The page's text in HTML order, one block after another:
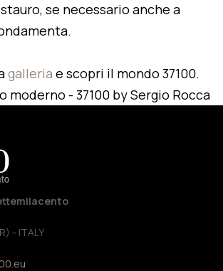
se necessario anche a
galleria e scopri il mondo 37100.
- ITALY